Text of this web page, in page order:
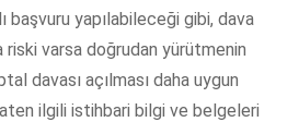
başvuru yapılabileceği gibi, dava
riski varsa doğrudan yürütmenin
davası açılması daha uygun
ilgili istihbari bilgi ve belgeleri